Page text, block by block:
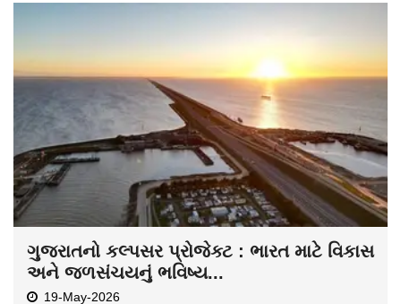
ગુજરાતનો કલ્પસર પ્રોજેક્ટ : ભારત માટે વિકાસ
અને જળસંચયનું ભવિષ્ય...
19-May-2026